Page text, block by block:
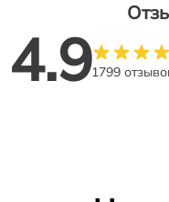
4.91799